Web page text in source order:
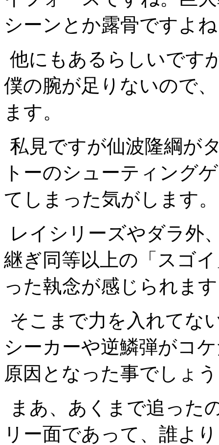
シーンとか露骨ですよ
他にもあるらしいです
僕の腕が足りないので
ます。
私見ですが仙波隆綱が
トーのシューティング
てしまった気がします。
レイシリーズやダラ外
継ぎ同等以上の「スゴ
った執念が感じられま
そこまで力を入れてな
シーカーや逆鱗弾がコ
原因となった事でしょ
まあ、あくまで追った
リー面であって、誰よ